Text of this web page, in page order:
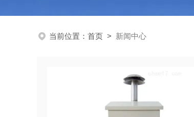
当前位置： 首页 > 新闻中心